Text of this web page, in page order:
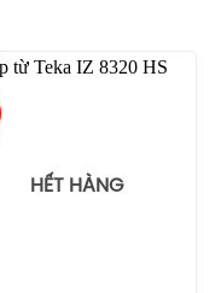
HẾT HÀNG